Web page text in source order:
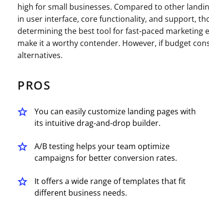
high for small businesses. Compared to other
in user interface, core functionality, and support,
determining the best tool for fast-paced marketing
make it a worthy contender. However, if budget
alternatives.
PROS
You can easily customize landing pages with
its intuitive drag-and-drop builder.
A/B testing helps your team optimize
campaigns for better conversion rates.
It offers a wide range of templates that fit
different business needs.